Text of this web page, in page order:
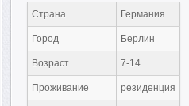
Страна Германия
Город Берлин
Возраст 7-14
Проживание резиденция